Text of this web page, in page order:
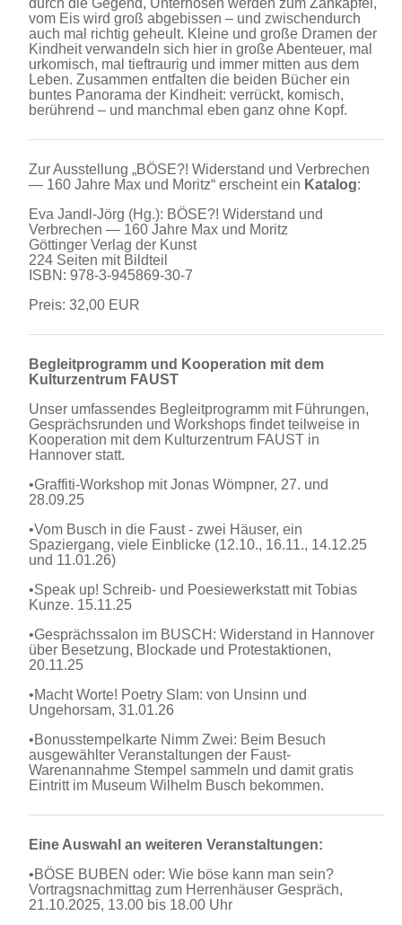
vom Eis wird groß abgebissen – und zwischendurch
auch mal richtig geheult. Kleine und große Dramen der
Kindheit verwandeln sich hier in große Abenteuer, mal
urkomisch, mal tieftraurig und immer mitten aus dem
Leben. Zusammen entfalten die beiden Bücher ein
buntes Panorama der Kindheit: verrückt, komisch,
berührend – und manchmal eben ganz ohne Kopf.
Zur Ausstellung „BÖSE?! Widerstand und Verbrechen
— 160 Jahre Max und Moritz“ erscheint ein Katalog:
Eva Jandl-Jörg (Hg.): BÖSE?! Widerstand und
Verbrechen — 160 Jahre Max und Moritz
Göttinger Verlag der Kunst
224 Seiten mit Bildteil
ISBN: 978-3-945869-30-7
Preis: 32,00 EUR
Begleitprogramm und Kooperation mit dem
Kulturzentrum FAUST
Unser umfassendes Begleitprogramm mit Führungen,
Gesprächsrunden und Workshops findet teilweise in
Kooperation mit dem Kulturzentrum FAUST in
Hannover statt.
•Graffiti-Workshop mit Jonas Wömpner, 27. und
28.09.25
•Vom Busch in die Faust - zwei Häuser, ein
Spaziergang, viele Einblicke (12.10., 16.11., 14.12.25
und 11.01.26)
•Speak up! Schreib- und Poesiewerkstatt mit Tobias
Kunze. 15.11.25
•Gesprächssalon im BUSCH: Widerstand in Hannover
über Besetzung, Blockade und Protestaktionen,
20.11.25
•Macht Worte! Poetry Slam: von Unsinn und
Ungehorsam, 31.01.26
•Bonusstempelkarte Nimm Zwei: Beim Besuch
ausgewählter Veranstaltungen der Faust-
Warenannahme Stempel sammeln und damit gratis
Eintritt im Museum Wilhelm Busch bekommen.
Eine Auswahl an weiteren Veranstaltungen:
•BÖSE BUBEN oder: Wie böse kann man sein?
Vortragsnachmittag zum Herrenhäuser Gespräch,
21.10.2025, 13.00 bis 18.00 Uhr